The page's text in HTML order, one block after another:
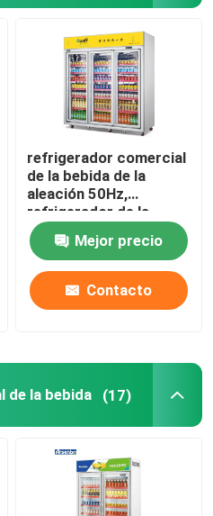
refrigerador comercial
de la bebida de la
aleación 50Hz,
refrigerador de la
exhibición 3200L para
las bebidas frías
Mejor precio
Contacto
de la bebida (17)